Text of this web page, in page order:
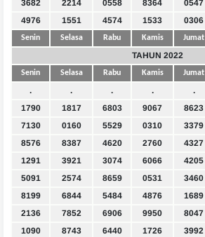
3682 2214 0558 8364 0547
4976
1551 4574 1533 0306
Senin Selasa Rabu Kamis Jumat
TAHUN 2022
Senin Selasa Rabu Kamis Jumat
. . . . .
1790
1817 6803 9067 8623
7130
0160 5529 0310 3379
8576
8387 4620 2760 4327
1291
3921 3074 6066 4205
5091
2574 8659 0531 3460
8199
6844 5484 4876 1689
2136
7852 6906 9950 8047
1090
8743 6440 1726 3992